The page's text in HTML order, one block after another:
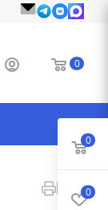
0
0
0